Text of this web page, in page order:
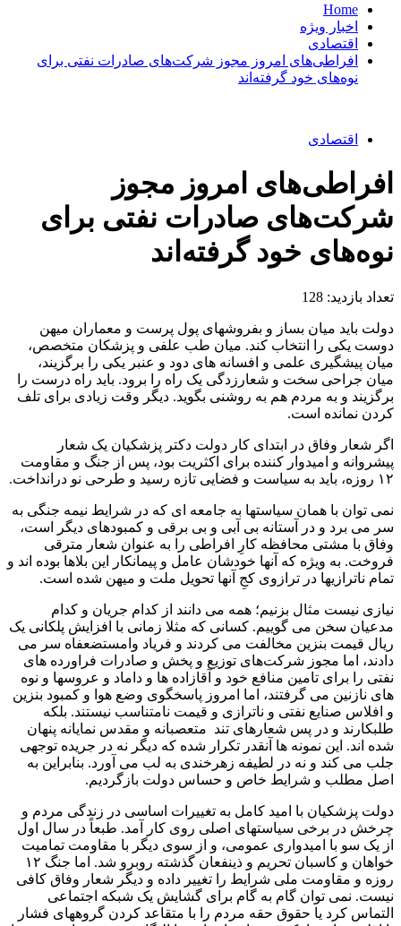
Home
اخبار ویژه
اقتصادی
افراطی‌های امروز مجوز شرکت‌های صادرات نفتی برای
نوه‌های خود گرفته‌اند
اقتصادی
افراطی‌های امروز مجوز
شرکت‌های صادرات نفتی برای
نوه‌های خود گرفته‌اند
تعداد بازدید: 128
دولت باید میان بساز و بفروشهای پول پرست و معماران میهن
دوست یکی را انتخاب کند. میان طب علفی و پزشکان متخصص،
میان پیشگیری علمی و افسانه های دود و عنبر یکی را برگزیند،
میان جراحی سخت و شعارزدگی یک راه را برود. باید راه درست را
برگزیند و به مردم هم به روشنی بگوید. دیگر وقت زیادی برای تلف
کردن نمانده است.
اگر شعار وفاق در ابتدای کار دولت دکتر پزشکیان یک شعار
پیشروانه و امیدوار کننده برای اکثریت بود، پس از جنگ و مقاومت
۱۲ روزه، باید به سیاست و فضایی تازه رسید و طرحی نو درانداخت.
نمی توان با همان سیاستها به جامعه ای که در شرایط نیمه جنگی به
سر می برد و در آستانه بی آبی و بی برقی و کمبودهای دیگر است،
وفاق با مشتی محافظه کارِ افراطی را به عنوان شعار مترقی
فروخت. به ویژه که آنها خودشان عامل و پیمانکار این بلاها بوده اند و
تمام ناترازیها در ترازوی کجِ آنها تحویل ملت و میهن شده است.
نیازی نیست مثال بزنیم؛ همه می دانند از کدام جریان و کدام
مدعیان سخن می گوییم. کسانی که مثلا زمانی با افزایش پلکانی یک
ریال قیمت بنزین مخالفت می کردند و فریاد وامستضعفاه سر می
دادند، اما مجوز شرکت‌های توزیع و پخش و صادرات فراورده های
نفتی را برای تامین منافع خود و آقازاده ها و داماد و عروسها و نوه
های نازنین می گرفتند، اما امروز پاسخگوی وضع هوا و کمبود بنزین
و افلاس صنایع نفتی و ناترازی و قیمت نامتناسب نیستند. بلکه
طلبکارند و در پس شعارهای تند متعصبانه و مقدس نمایانه پنهان
شده اند. این نمونه ها آنقدر تکرار شده که دیگر نه در جریده توجهی
جلب می کند و نه در لطیفه زهرخندی به لب می آورد. بنابراین به
اصل مطلب و شرایط خاص و حساس دولت بازگردیم.
دولت پزشکیان با امید کامل به تغییرات اساسی در زندگی مردم و
چرخش در برخی سیاستهای اصلی روی کار آمد. طبعاً در سال اول
از یک سو با امیدواری عمومی، و از سوی دیگر با مقاومت تمامیت
خواهان و کاسبان تحریم و ذینفعان گذشته روبرو شد. اما جنگ ۱۲
روزه و مقاومت ملی شرایط را تغییر داده و دیگر شعار وفاق کافی
نیست. نمی توان گام به گام برای گشایش یک شبکه اجتماعی
التماس کرد یا حقوق حقه مردم را با متقاعد کردن گروههای فشار